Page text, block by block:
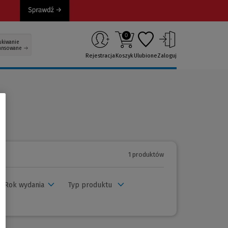
Rejestracja
0
KoszykUlubioneZaloguj
1 produktów
Rok wydania Typ produktu